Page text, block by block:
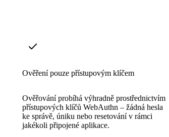
Ověření pouze přístupovým klíčem
Ověřování probíhá výhradně prostřednictvím
přístupových klíčů WebAuthn – žádná hesla
ke správě, úniku nebo resetování v rámci
jakékoli připojené aplikace.